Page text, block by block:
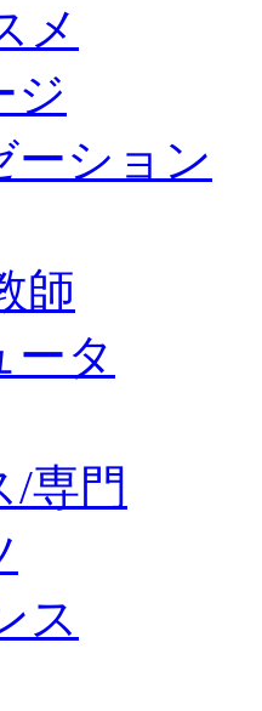
メ
ジ
ーション
師
ータ
/専門
ス